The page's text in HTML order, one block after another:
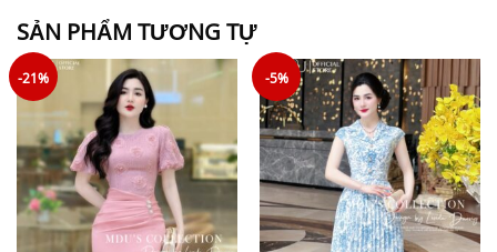
SẢN PHẨM TƯƠNG TỰ
-21% -5%